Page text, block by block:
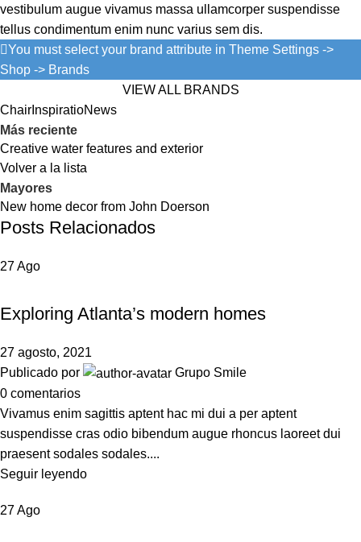
vestibulum augue vivamus massa ullamcorper suspendisse
tellus condimentum enim nunc varius sem dis.
You must select your brand attribute in Theme Settings ->
Shop -> Brands
VIEW ALL BRANDS
Chair InspiratioNews
Más reciente
Creative water features and exterior
Volver a la lista
Mayores
New home decor from John Doerson
Posts Relacionados
27Ago
Exploring Atlanta’s modern homes
27 agosto, 2021
Publicado por
Grupo Smile
0 comentarios
Vivamus enim sagittis aptent hac mi dui a per aptent
suspendisse cras odio bibendum augue rhoncus laoreet dui
praesent sodales sodales....
Seguir leyendo
27Ago